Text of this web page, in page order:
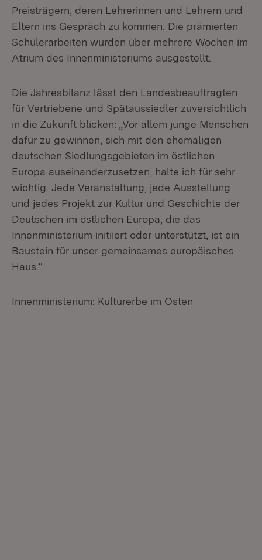
Preisträgern, deren Lehrerinnen und Lehrern und
Eltern ins Gespräch zu kommen. Die prämierten
Schülerarbeiten wurden über mehrere Wochen im
Atrium des Innenministeriums ausgestellt.
Die Jahresbilanz lässt den Landesbeauftragten
für Vertriebene und Spätaussiedler zuversichtlich
in die Zukunft blicken: „Vor allem junge Menschen
dafür zu gewinnen, sich mit den ehemaligen
deutschen Siedlungsgebieten im östlichen
Europa auseinanderzusetzen, halte ich für sehr
wichtig. Jede Veranstaltung, jede Ausstellung
und jedes Projekt zur Kultur und Geschichte der
Deutschen im östlichen Europa, die das
Innenministerium initiiert oder unterstützt, ist ein
Baustein für unser gemeinsames europäisches
Haus.“
Innenministerium: Kulturerbe im Osten